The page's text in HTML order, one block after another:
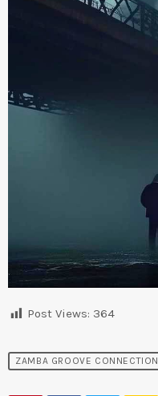
Post Views: 364
ZAMBA GROOVE CONNECTION